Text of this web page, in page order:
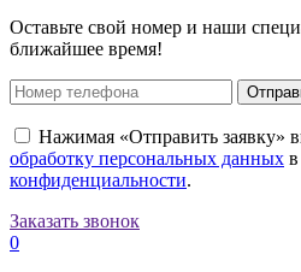
Оставьте свой номер и наши
ближайшее время!
Нажимая «Отправить заявку»
обработку персональных данных
конфиденциальности.
Заказать звонок
0